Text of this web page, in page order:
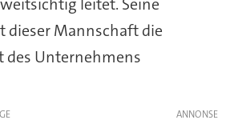
dieser Mannschaft die
Unternehmens